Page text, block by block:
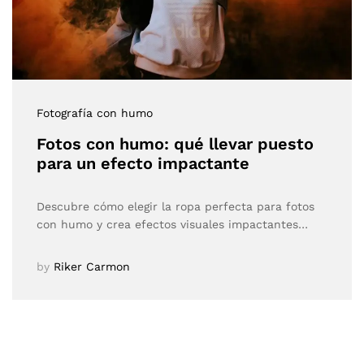
Fotografía con humo
Fotos con humo: qué llevar puesto
para un efecto impactante
Descubre cómo elegir la ropa perfecta para fotos
con humo y crea efectos visuales impactantes…
by Riker Carmon